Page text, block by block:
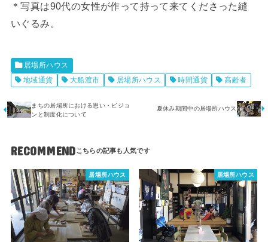
＊写真は90代の女性が作って持って来てくださった縫
いぐるみ。
居場所ハウス
地域通貨
大船渡市 居場所ハウス 時間通貨 高齢者
まちの居場所における思い・ビジョ
ンと制度化について
夏休み期間中の居場所ハウス
RECOMMEND
居場所ハウス 居場所ハウス